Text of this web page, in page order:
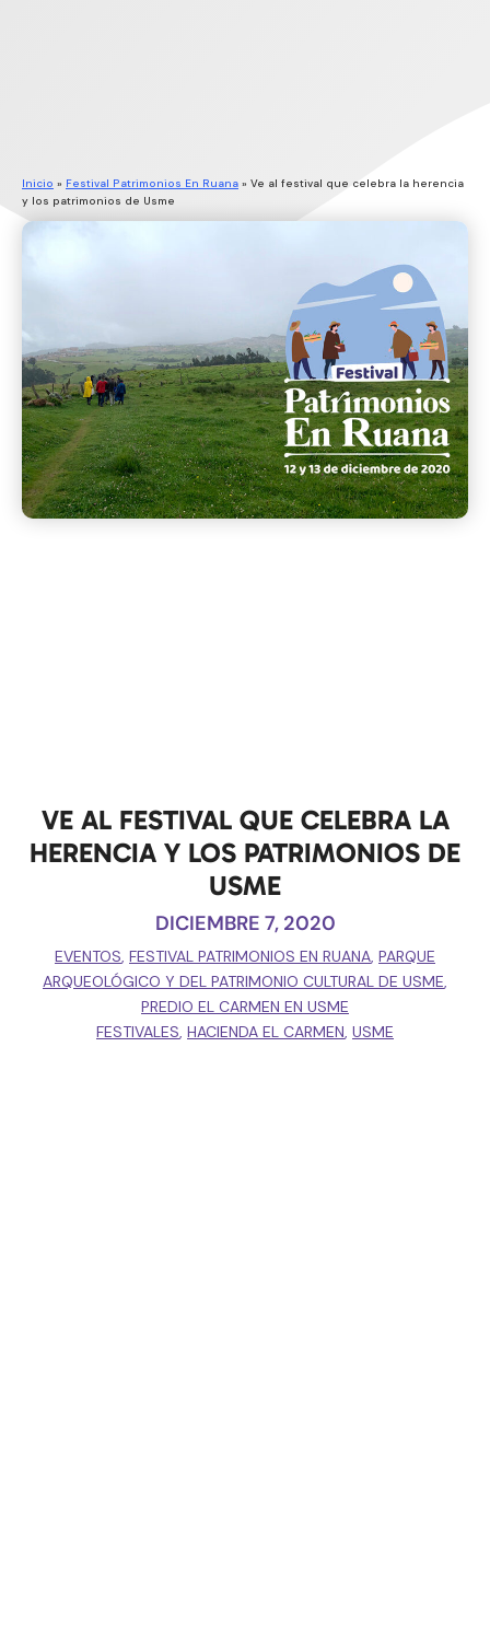
Inicio » Festival Patrimonios En Ruana » Ve al festival que celebra la herencia
y los patrimonios de Usme
VE AL FESTIVAL QUE CELEBRA LA
HERENCIA Y LOS PATRIMONIOS DE
USME
DICIEMBRE 7, 2020
EVENTOS, FESTIVAL PATRIMONIOS EN RUANA, PARQUE
ARQUEOLÓGICO Y DEL PATRIMONIO CULTURAL DE USME,
PREDIO EL CARMEN EN USME
FESTIVALES, HACIENDA EL CARMEN, USME